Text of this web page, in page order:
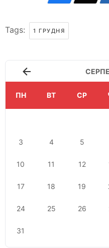
Tags: 1 ГРУДНЯ
ПН ВТ СР
3 4 5
10 11 12
17 18 19
24 25 26
31